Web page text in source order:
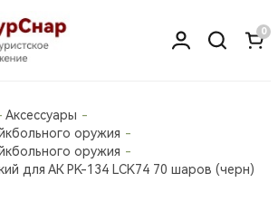
0
Аксессуары
оружия
оружия
для АК PK-134 LCK74 70 шаров (черн)